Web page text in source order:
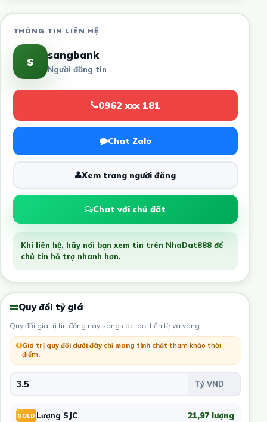
THÔNG TIN LIÊN HỆ
s sangbank
Người đăng tin
0962 xxx 181
Chat Zalo
Xem trang người đăng
Chat với chủ đất
Khi liên hệ, hãy nói bạn xem tin trên NhaDat888 để
chủ tin hỗ trợ nhanh hơn.
Quy đổi tỷ giá
Quy đổi giá trị tin đăng này sang các loại tiền tệ và vàng:
Giá trị quy đổi dưới đây chỉ mang tính chất tham khảo thời
điểm.
GOLD Lượng SJC 21,97 lượng